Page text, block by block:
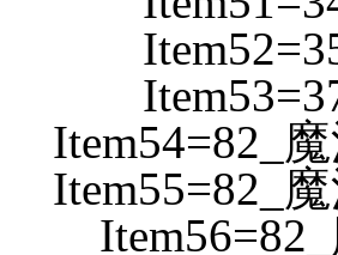
Item54=82_
Item55=82_